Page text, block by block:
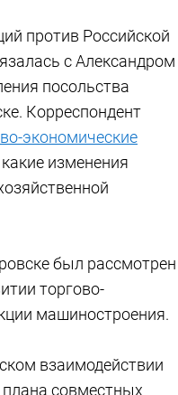
против Российской
с Александром
посольства
Корреспондент
экономические
изменения
был рассмотрен
торгово-
машиностроения.
взаимодействии
совместных